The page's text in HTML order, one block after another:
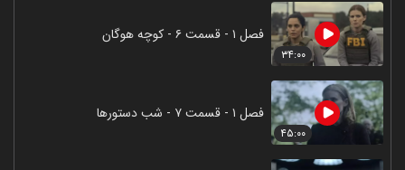
۳۴:۰۰
فصل ۱ - قسمت ۶ - کوچه هوگان
۴۵:۰۰
فصل ۱ - قسمت ۷ - شب دستورها